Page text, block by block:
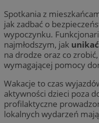
Spotkania z
jak zadbać o
wypoczynku.
najmłodszym, jak
na drodze oraz co
wymagającej pomocy
Wakacje to czas
aktywności dzieci poza
profilaktyczne
lokalnych wydarzeń